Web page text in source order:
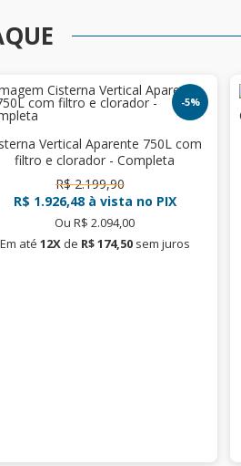
-5%
Vertical Aparente 750L com
filtro e clorador - Completa
R$ 2.199,90
R$ 1.926,48à vista no PIX
Ou R$ 2.094,00
Em até 12X de R$ 174,50sem juros